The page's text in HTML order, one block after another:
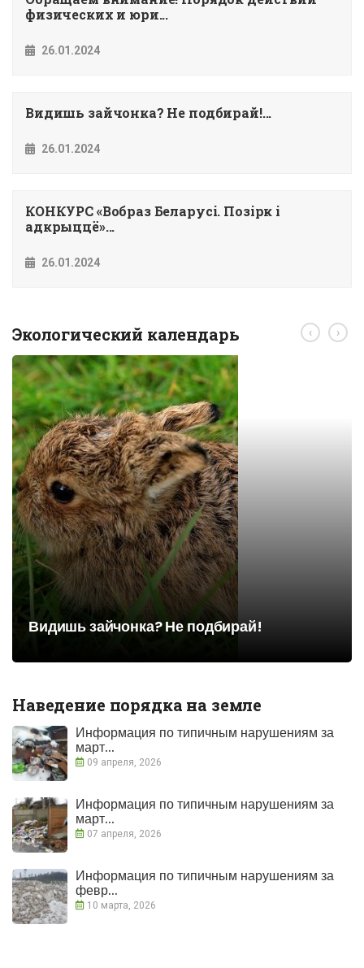
физических и юри...
26.01.2024
Видишь зайчонка? Не подбирай!...
26.01.2024
КОНКУРС «Вобраз Беларусi. Позiрк i
адкрыццё»...
26.01.2024
Экологический календарь
Видишь зайчонка? Не подбирай!
‹ ›
Наведение порядка на земле
Информация по типичным нарушениям за
март...
09 апреля, 2026
Информация по типичным нарушениям за
март...
07 апреля, 2026
Информация по типичным нарушениям за
февр...
10 марта, 2026